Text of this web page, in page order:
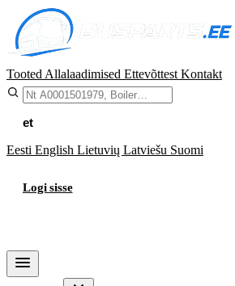
Tooted Allalaadimised Ettevõttest Kontakt
et
Eesti English Lietuvių Latviešu Suomi
Logi sisse